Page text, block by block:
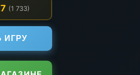
(1 733)
ИГРУ